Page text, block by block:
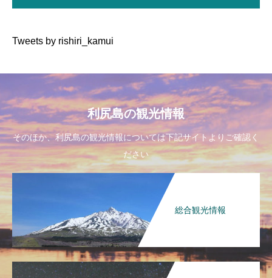
Tweets by rishiri_kamui
利尻島の観光情報
そのほか、利尻島の観光情報については下記サイトよりご確認く
ださい
総合観光情報